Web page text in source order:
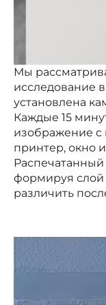
Мы
исследование
установлена
Каждые 15
изображение
принтер, окно
формируя слой
различить